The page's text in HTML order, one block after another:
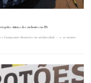
pelas vítimas das enchentes no RS
o Campeonato Brasileiro em solidariedade — e, ao mesmo